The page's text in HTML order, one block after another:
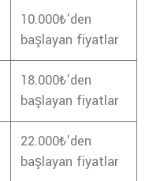
10.000₺’den
başlayan fiyatlar
18.000₺’den
başlayan fiyatlar
22.000₺’den
başlayan fiyatlar